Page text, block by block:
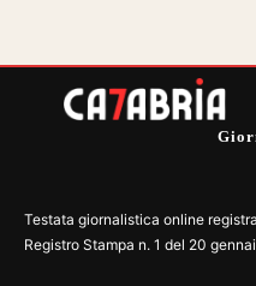
Testata giornalistica online
Registro Stampa n. 1 del 20